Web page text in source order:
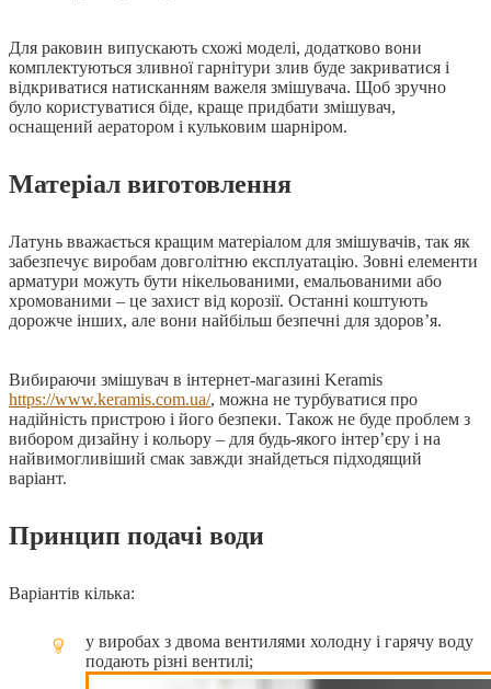
Для раковин випускають схожі моделі, додатково вони
комплектуються зливної гарнітури злив буде закриватися і
відкриватися натисканням важеля змішувача. Щоб зручно
було користуватися біде, краще придбати змішувач,
оснащений аератором і кульковим шарніром.
Матеріал виготовлення
Латунь вважається кращим матеріалом для змішувачів, так як
забезпечує виробам довголітню експлуатацію. Зовні елементи
арматури можуть бути нікельованими, емальованими або
хромованими – це захист від корозії. Останні коштують
дорожче інших, але вони найбільш безпечні для здоров’я.
Вибираючи змішувач в інтернет-магазині Keramis
https://www.keramis.com.ua/, можна не турбуватися про
надійність пристрою і його безпеки. Також не буде проблем з
вибором дизайну і кольору – для будь-якого інтер’єру і на
найвимогливіший смак завжди знайдеться підходящий
варіант.
Принцип подачі води
Варіантів кілька:
у виробах з двома вентилями холодну і гарячу воду
подають різні вентилі;